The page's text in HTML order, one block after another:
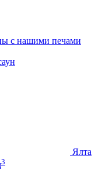
с нашими печами
Ялта
3